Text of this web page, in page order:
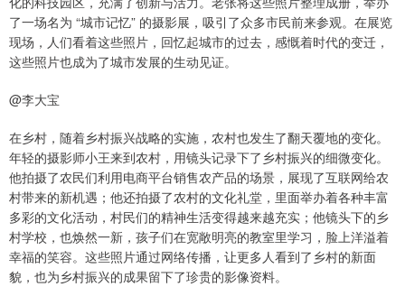
了一场名为 “城市记忆” 的摄影展，吸引了众多市民前来参观。在展览
现场，人们看着这些照片，回忆起城市的过去，感慨着时代的变迁，
这些照片也成为了城市发展的生动见证。
@李大宝
在乡村，随着乡村振兴战略的实施，农村也发生了翻天覆地的变化。
年轻的摄影师小王来到农村，用镜头记录下了乡村振兴的细微变化。
他拍摄了农民们利用电商平台销售农产品的场景，展现了互联网给农
村带来的新机遇；他还拍摄了农村的文化礼堂，里面举办着各种丰富
多彩的文化活动，村民们的精神生活变得越来越充实；他镜头下的乡
村学校，也焕然一新，孩子们在宽敞明亮的教室里学习，脸上洋溢着
幸福的笑容。这些照片通过网络传播，让更多人看到了乡村的新面
貌，也为乡村振兴的成果留下了珍贵的影像资料。